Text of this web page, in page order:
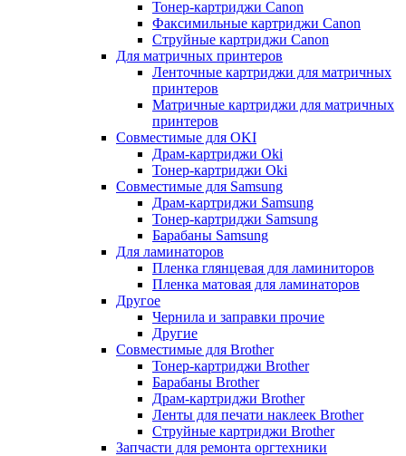
Тонер-картриджи Canon
Факсимильные картриджи Canon
Струйные картриджи Canon
Для матричных принтеров
Ленточные картриджи для матричных
принтеров
Матричные картриджи для матричных
принтеров
Совместимые для OKI
Драм-картриджи Oki
Тонер-картриджи Oki
Совместимые для Samsung
Драм-картриджи Samsung
Тонер-картриджи Samsung
Барабаны Samsung
Для ламинаторов
Пленка глянцевая для ламиниторов
Пленка матовая для ламинаторов
Другое
Чернила и заправки прочие
Другие
Совместимые для Brother
Тонер-картриджи Brother
Барабаны Brother
Драм-картриджи Brother
Ленты для печати наклеек Brother
Струйные картриджи Brother
Запчасти для ремонта оргтехники